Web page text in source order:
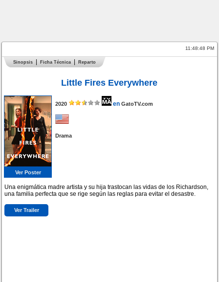
11:48:48 PM
Sinopsis Ficha Técnica Reparto
Little Fires Everywhere
Ver Poster
2020 en GatoTV.com
Drama
Una enigmática madre artista y su hija trastocan las vidas de los Richardson,
una familia perfecta que se rige según las reglas para evitar el desastre.
Ver Trailer